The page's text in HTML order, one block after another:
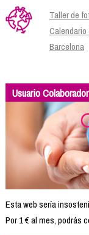
Taller de
Barcelona
Usuario Colaborador
Esta web sería
Por 1 € al mes, podrás